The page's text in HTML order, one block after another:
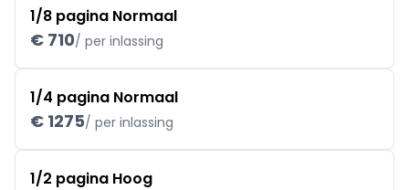
1/8 pagina Normaal
€ 710/ per inlassing
1/4 pagina Normaal
€ 1275/ per inlassing
1/2 pagina Hoog